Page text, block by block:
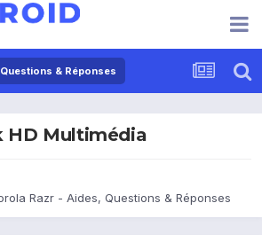
& Réponses
HD Multimédia
Razr - Aides, Questions & Réponses